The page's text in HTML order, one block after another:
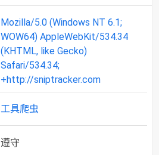
Mozilla/5.0 (Windows NT 6.1;
WOW64) AppleWebKit/534.34
(KHTML, like Gecko)
Safari/534.34;
+http://sniptracker.com
工具爬虫
遵守